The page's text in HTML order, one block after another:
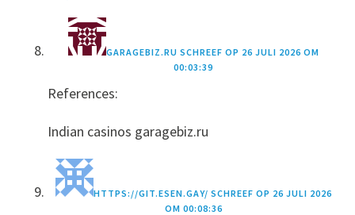
GARAGEBIZ.RU SCHREEF OP 26 JULI 2026 OM
00:03:39
References:
Indian casinos garagebiz.ru
HTTPS://GIT.ESEN.GAY/ SCHREEF OP 26 JULI 2026
OM 00:08:36